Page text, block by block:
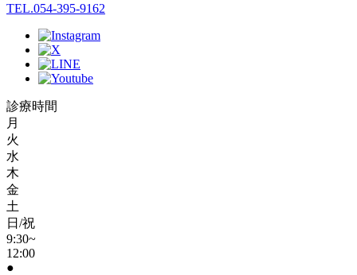
TEL.054-395-9162
診療時間
月
火
水
木
金
土
日/祝
9:30~
12:00
●